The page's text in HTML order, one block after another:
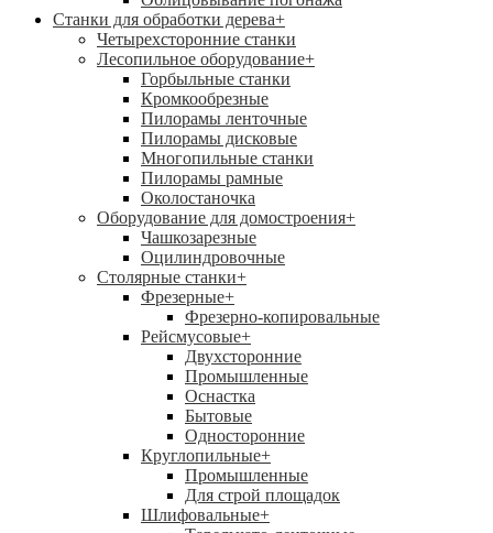
Станки для обработки дерева+
Четырехсторонние станки
Лесопильное оборудование+
Горбыльные станки
Кромкообрезные
Пилорамы ленточные
Пилорамы дисковые
Многопильные станки
Пилорамы рамные
Околостаночка
Оборудование для домостроения+
Чашкозарезные
Оцилиндровочные
Столярные станки+
Фрезерные+
Фрезерно-копировальные
Рейсмусовые+
Двухсторонние
Промышленные
Оснастка
Бытовые
Односторонние
Круглопильные+
Промышленные
Для строй площадок
Шлифовальные+